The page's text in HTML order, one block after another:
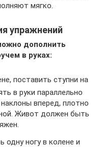
мягко.
упражнений
дополнить
в руках:
поставить ступни на
в руки параллельно
вперед, плотно
Живот должен быть
одну ногу в колене и